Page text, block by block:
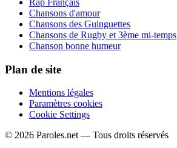
Rap Français
Chansons d'amour
Chansons des Guinguettes
Chansons de Rugby et 3ème mi-temps
Chanson bonne humeur
Plan de site
Mentions légales
Paramètres cookies
Cookie Settings
© 2026 Paroles.net — Tous droits réservés